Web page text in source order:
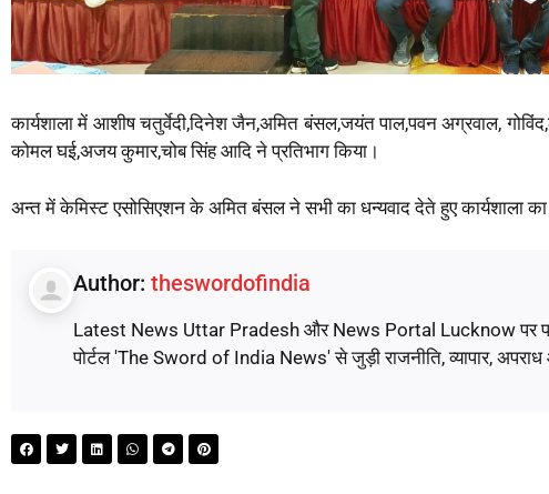
कार्यशाला में आशीष चतुर्वेदी,दिनेश जैन,अमित बंसल,जयंत पाल,पवन अग्रवाल,
कोमल घई,अजय कुमार,चोब सिंह आदि ने प्रतिभाग किया।
अन्त में केमिस्ट एसोसिएशन के अमित बंसल ने सभी का धन्यवाद देते हुए कार्यशाला
Author:theswordofindia
Latest News Uttar Pradesh और News Portal Lucknow पर पढ़ें
पोर्टल 'The Sword of India News' से जुड़ी राजनीति, व्यापार,